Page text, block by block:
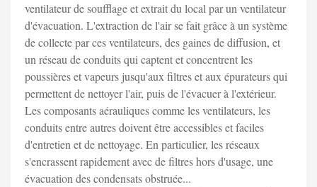
ventilateur de soufflage et extrait du local par un ventilateur
d'évacuation. L'extraction de l'air se fait grâce à un système
de collecte par ces ventilateurs, des gaines de diffusion, et
un réseau de conduits qui captent et concentrent les
poussières et vapeurs jusqu'aux filtres et aux épurateurs qui
permettent de nettoyer l'air, puis de l'évacuer à l'extérieur.
Les composants aérauliques comme les ventilateurs, les
conduits entre autres doivent être accessibles et faciles
d'entretien et de nettoyage. En particulier, les réseaux
s'encrassent rapidement avec de filtres hors d'usage, une
évacuation des condensats obstruée...